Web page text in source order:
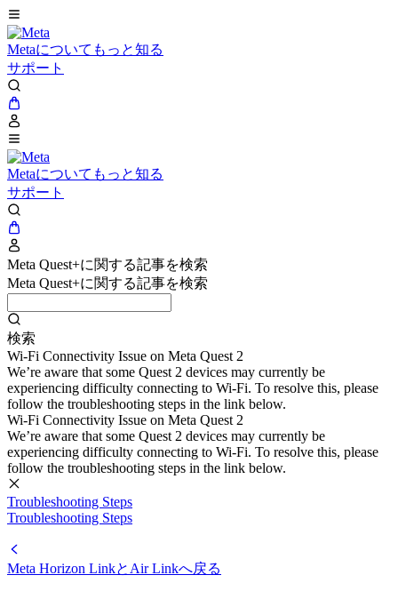
Metaについてもっと知る
サポート
Metaについてもっと知る
サポート
Meta Quest+に関する記事を検索
Meta Quest+に関する記事を検索
検索
Wi-Fi Connectivity Issue on Meta Quest 2
We’re aware that some Quest 2 devices may currently be
experiencing difficulty connecting to Wi-Fi. To resolve this, please
follow the troubleshooting steps in the link below.
Wi-Fi Connectivity Issue on Meta Quest 2
We’re aware that some Quest 2 devices may currently be
experiencing difficulty connecting to Wi-Fi. To resolve this, please
follow the troubleshooting steps in the link below.
Troubleshooting Steps
Troubleshooting Steps
Meta Horizon LinkとAir Linkへ戻る